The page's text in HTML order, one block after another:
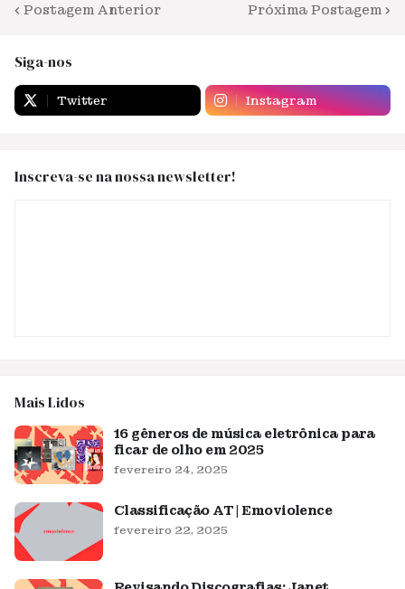
Postagem Anterior Próxima Postagem
Siga-nos
Twitter Instagram
Inscreva-se na nossa newsletter!
Mais Lidos
16 gêneros de música eletrônica para
ficar de olho em 2025
fevereiro 24, 2025
Classificação AT | Emoviolence
fevereiro 22, 2025